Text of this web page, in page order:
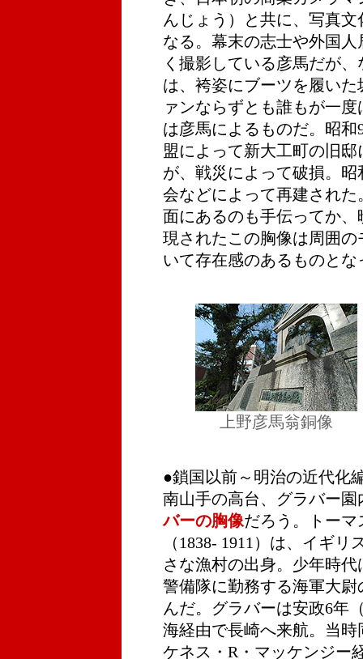
んじょう）と共に、写真
なる。幕末の志士や外国
く撮影している彦馬だが
は、袴姿にブーツを履い
ァンならずとも誰もが一
は彦馬によるものだ。昭
盟によって新大工町の旧
が、戦災によって破損。昭
会などによって再建され
面にあるのも手伝ってか
現されたこの胸像は周囲
いて存在感のあるものとな
上野彦馬翁銅像
●鎖国以前～明治の近代化
南山手の高台、グラバー園
バーの胸像だろう。トー
（1838- 1911）は、イギ
さな漁村の出身。少年時
警備隊に勤務する海軍大
んだ。グラバーは安政6年
海経由で長崎へ来航。当
ケネス・R・マッケンジー